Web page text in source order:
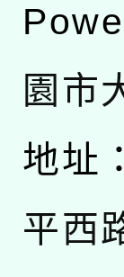
園市
地址：
平西